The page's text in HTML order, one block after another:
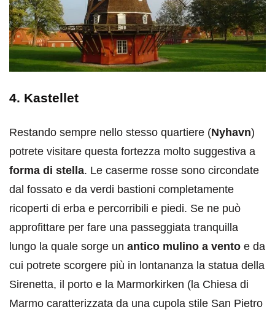
4. Kastellet
Restando sempre nello stesso quartiere (Nyhavn)
potrete visitare questa fortezza molto suggestiva a
forma di stella. Le caserme rosse sono circondate
dal fossato e da verdi bastioni completamente
ricoperti di erba e percorribili e piedi. Se ne può
approfittare per fare una passeggiata tranquilla
lungo la quale sorge un antico mulino a vento e da
cui potrete scorgere più in lontananza la statua della
Sirenetta, il porto e la Marmorkirken (la Chiesa di
Marmo caratterizzata da una cupola stile San Pietro